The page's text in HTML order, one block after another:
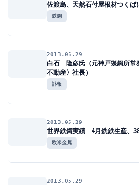
佐渡島、天然石付屋根材つくば
鉄鋼
2013.05.29
白石 隆彦氏（元神戸製鋼所常
不動産〉社長）
訃報
2013.05.29
世界鉄鋼実績 4月銑鉄生産、
欧米金属
2013.05.29